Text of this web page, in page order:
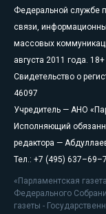
Федеральной службе
связи,
массовых
августа 2011 года. 18+
Свидетельство о
46097
Учредитель — АНО
Исполняющий
редактора —
Тел.: +7 (495)
«Парламентская
Федерального
газеты -